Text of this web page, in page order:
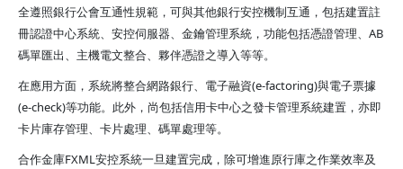
全遵照銀行公會互通性規範，可與其他銀行安控機制互通，包括建置註
冊認證中心系統、安控伺服器、金鑰管理系統，功能包括憑證管理、AB
碼單匯出、主機電文整合、夥伴憑證之導入等等。
在應用方面，系統將整合網路銀行、電子融資(e-factoring)與電子票據
(e-check)等功能。此外，尚包括信用卡中心之發卡管理系統建置，亦即
卡片庫存管理、卡片處理、碼單處理等。
合作金庫FXML安控系統一旦建置完成，除可增進原行庫之作業效率及